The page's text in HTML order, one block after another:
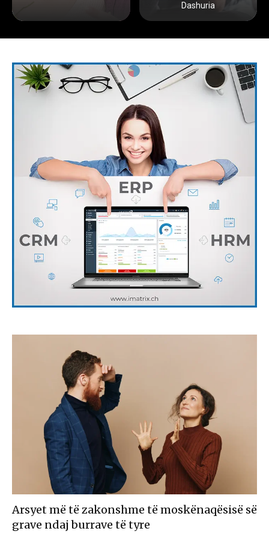
Dashuria
Arsyet më të zakonshme të moskënaqësisë së
grave ndaj burrave të tyre